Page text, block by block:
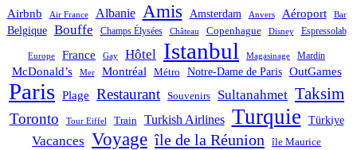
Airbnb Air France Albanie Amis Amsterdam Anvers Aéroport Bar
Belgique Bouffe Champs Élysées Château Copenhague Disney Espressolab
Europe France Gay Hôtel Istanbul Magasinage Mardin
McDonald’s Mer Montréal Métro Notre-Dame de Paris OutGames
Paris Plage Restaurant Souvenirs Sultanahmet Taksim
Toronto Tour Eiffel Train Turkish Airlines Turquie Türkiye
Vacances Voyage île de la Réunion
île Maurice